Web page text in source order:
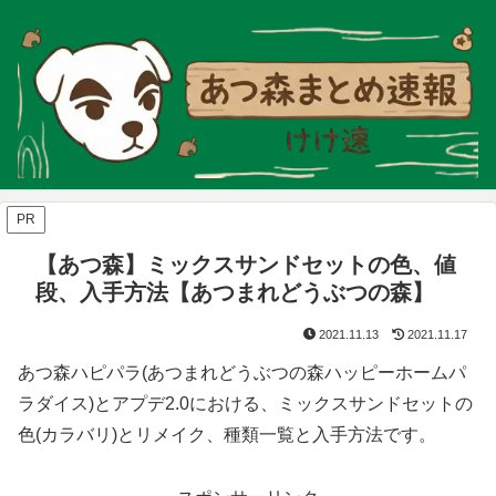
PR
【あつ森】ミックスサンドセットの色、値
段、入手方法【あつまれどうぶつの森】
2021.11.13 2021.11.17
あつ森ハピパラ(あつまれどうぶつの森ハッピーホームパ
ラダイス)とアプデ2.0における、ミックスサンドセットの
色(カラバリ)とリメイク、種類一覧と入手方法です。